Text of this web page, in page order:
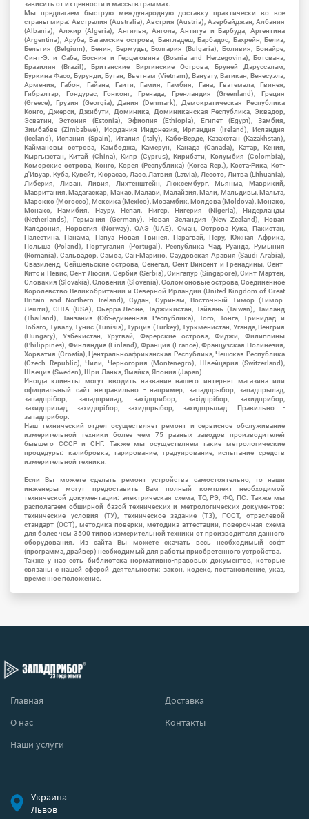
зависить от их ценности и массы в граммах.
Мы предлагаем быструю международную доставку практически во все
страны мира: Австралия (Australia), Австрия (Austria), Азербайджан, Албания
(Albania), Алжир (Algeria), Ангилья, Ангола, Антигуа и Барбуда, Аргентина
(Argentina), Аруба, Багамские острова, Бангладеш, Барбадос, Бахрейн, Белиз,
Бельгия (Belgium), Бенин, Бермуды, Болгария (Bulgaria), Боливия, Бонайре,
Синт-Э. и Саба, Босния и Герцеговина (Bosnia and Herzegovina), Ботсвана,
Бразилия (Brazil), Британские Виргинские Острова, Бруней Даруссалам,
Буркина Фасо, Бурунди, Бутан, Вьетнам (Vietnam), Вануату, Ватикан, Венесуэла,
Армения, Габон, Гайана, Гаити, Гамия, Гамбия, Гана, Гватемала, Гвинея,
Гибралтар, Гондурас, Гонконг, Гренада, Гренландия (Greenland), Греция
(Greece), Грузия (Georgia), Дания (Denmark), Демократическая Республика
Конго, Джерси, Джибути, Доминика, Доминиканская Республика, Эквадор,
Эсватин, Эстония (Estonia), Эфиопия (Ethiopia), Египет (Egypt), Замбия,
Зимбабве (Zimbabwe), Иордания Индонезия, Ирландия (Ireland), Исландия
(Iceland), Испания (Spain), Италия (Italy), Кабо-Верде, Казахстан (Kazakhstan),
Каймановы острова, Камбоджа, Камерун, Канада (Canada), Катар, Кения,
Кыргызстан, Китай (China), Кипр (Cyprus), Кирибати, Колумбия (Colombia),
Коморские острова, Конго, Корея (Республика) (Korea Rep.), Коста-Рика, Кот-
д'Ивуар, Куба, Кувейт, Кюрасао, Лаос, Латвия (Latvia), Лесото, Литва (Lithuania),
Либерия, Ливан, Ливия, Лихтенштейн, Люксембург, Мьянма, Маврикий,
Мавритания, Мадагаскар, Макао, Малави, Малайзия, Мали, Мальдивы, Мальта,
Марокко (Morocco), Мексика (Mexico), Мозамбик, Молдова (Moldova), Монако,
Монако, Намибия, Науру, Непал, Нигер, Нигерия (Nigeria), Нидерланды
(Netherlands), Германия (Germany), Новая Зеландия (New Zealand), Новая
Каледония, Норвегия (Norway), ОАЭ (UAE), Оман, Острова Кука, Пакистан,
Палестина, Панама, Папуа Новая Гвинея, Парагвай, Перу, Южная Африка,
Польша (Poland), Португалия (Portugal), Республика Чад, Руанда, Румыния
(Romania), Сальвадор, Самоа, Сан-Марино, Саудовская Аравия (Saudi Arabia),
Свазиленд, Сейшельские острова, Сенегал, Сент-Винсент и Гренадины, Сент-
Китс и Невис, Сент-Люсия, Сербия (Serbia), Сингапур (Singapore), Синт-Мартен,
Словакия (Slovakia), Словения (Slovenia), Соломоновые острова, Соединенное
Королевство Великобритании и Северной Ирландии (United Kingdom of Great
Britain and Northern Ireland), Судан, Суринам, Восточный Тимор (Тимор-
Лешти), США (USA), Сьерра-Леоне, Таджикистан, Тайвань (Taiwan), Таиланд
(Thailand), Танзания (Объединенная Республика), Того, Тонга, Тринидад и
Тобаго, Тувалу, Тунис (Tunisia), Турция (Turkey), Туркменистан, Уганда, Венгрия
(Hungary), Узбекистан, Уругвай, Фарерские острова, Фиджи, Филиппины
(Philippines), Финляндия (Finland), Франция (France), Французская Полинезия,
Хорватия (Croatia), Центральноафриканская Республика, Чешская Республика
(Czech Republic), Чили, Черногория (Montenegro), Швейцария (Switzerland),
Швеция (Sweden), Шри-Ланка, Ямайка, Япония (Japan).
Иногда клиенты могут вводить название нашего интернет магазина или
официальный сайт неправильно - например, западпрыбор, западпрылад,
западпрібор, западприлад, західприбор, західпрібор, захидприбор,
захидприлад, захидпрібор, захидпрыбор, захидпрылад. Правильно -
западприбор.
Наш технический отдел осуществляет ремонт и сервисное обслуживание
измерительной техники более чем 75 разных заводов производителей
бывшего СССР и СНГ. Также мы осуществляем такие метрологические
процедуры: калибровка, тарирование, градуирование, испытание средств
измерительной техники.
Если Вы можете сделать ремонт устройства самостоятельно, то наши
инженеры могут предоставить Вам полный комплект необходимой
технической документации: электрическая схема, ТО, РЭ, ФО, ПС. Также мы
располагаем обширной базой технических и метрологических документов:
технические условия (ТУ), техническое задание (ТЗ), ГОСТ, отраслевой
стандарт (ОСТ), методика поверки, методика аттестации, поверочная схема
для более чем 3500 типов измерительной техники от производителя данного
оборудования. Из сайта Вы можете скачать весь необходимый софт
(программа, драйвер) необходимый для работы приобретенного устройства.
Также у нас есть библиотека нормативно-правовых документов, которые
связаны с нашей сферой деятельности: закон, кодекс, постановление, указ,
временное положение.
Главная
Доставка
О нас
Контакты
Наши услуги
Украина
Львов